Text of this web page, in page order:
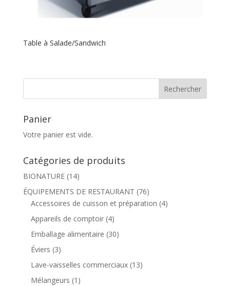
Table à Salade/Sandwich
Panier
Votre panier est vide.
Catégories de produits
BIONATURE (14)
ÉQUIPEMENTS DE RESTAURANT (76)
Accessoires de cuisson et préparation (4)
Appareils de comptoir (4)
Emballage alimentaire (30)
Éviers (3)
Lave-vaisselles commerciaux (13)
Mélangeurs (1)